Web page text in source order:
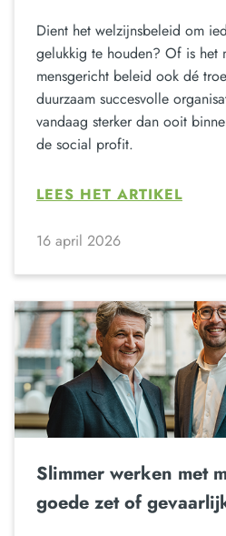
Dient het welzijnsbeleid om
gelukkig te houden? Of is het
mensgericht beleid ook dé
duurzaam succesvolle
vandaag sterker dan ooit
de social profit.
LEES HET ARTIKEL
16 april 2026
Slimmer werken met
goede zet of